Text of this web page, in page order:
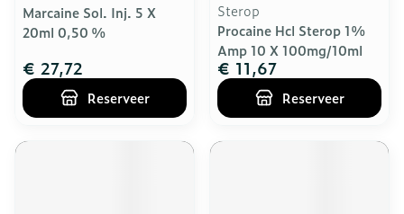
Marcaine Sol. Inj. 5 X
20ml 0,50 %
€ 27,72
Reserveer
Sterop
Procaine Hcl Sterop 1%
Amp 10 X 100mg/10ml
€ 11,67
Reserveer